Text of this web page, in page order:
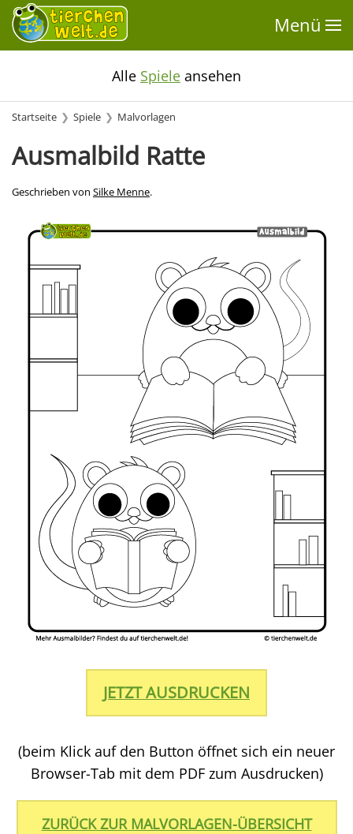
Menü
Alle Spiele ansehen
Startseite Spiele Malvorlagen
Ausmalbild Ratte
Geschrieben von Silke Menne.
JETZT AUSDRUCKEN
(beim Klick auf den Button öffnet sich ein neuer
Browser-Tab mit dem PDF zum Ausdrucken)
ZURÜCK ZUR MALVORLAGEN-ÜBERSICHT